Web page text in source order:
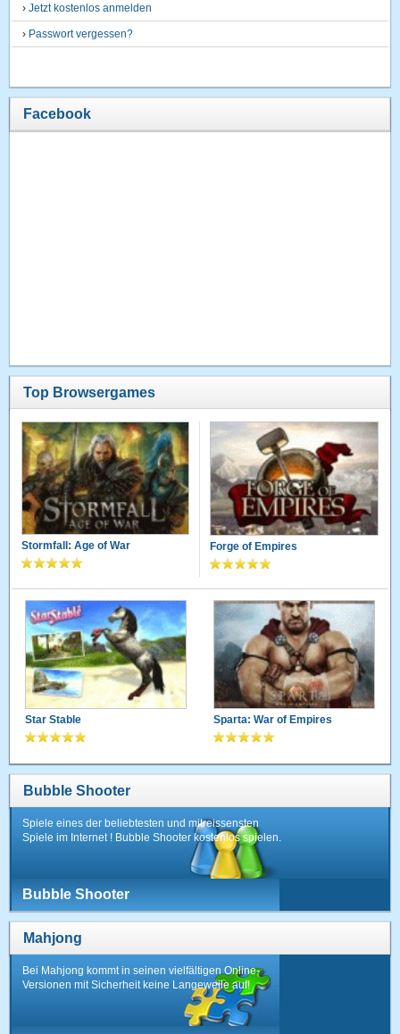
›Jetzt kostenlos anmelden
› Passwort vergessen?
Facebook
Top Browsergames
Stormfall: Age of War Forge of Empires
Star Stable Sparta: War of Empires
Bubble Shooter
Spiele eines der beliebtesten und mitreissensten
Spiele im Internet ! Bubble Shooter kostenlos spielen.
Bubble Shooter
Mahjong
Bei Mahjong kommt in seinen vielfältigen Online-
Versionen mit Sicherheit keine Langeweile auf!